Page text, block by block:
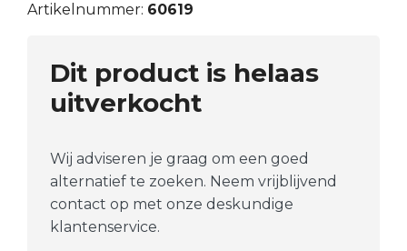
Artikelnummer: 60619
Dit product is helaas
uitverkocht
Wij adviseren je graag om een goed
alternatief te zoeken. Neem vrijblijvend
contact op met onze deskundige
klantenservice.